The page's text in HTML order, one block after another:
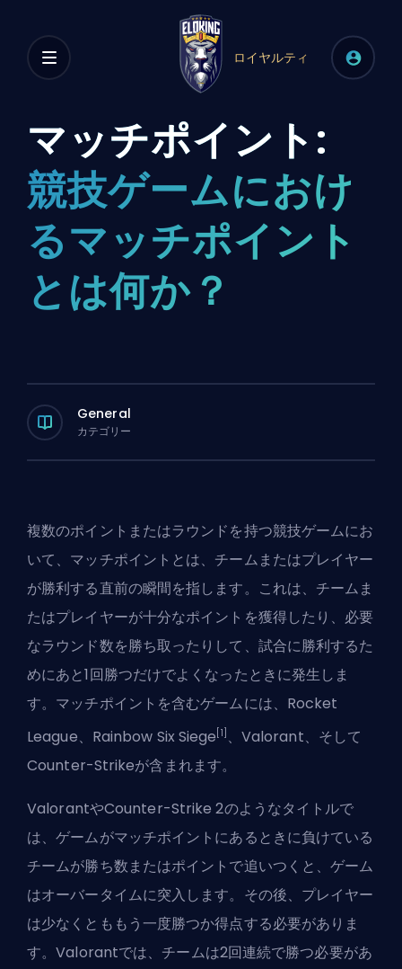
ロイヤルティ
マッチポイント:
競技ゲームにおけ
るマッチポイント
とは何か？
General
カテゴリー
複数のポイントまたはラウンドを持つ競技ゲームにお
いて、マッチポイントとは、チームまたはプレイヤー
が勝利する直前の瞬間を指します。これは、チームま
たはプレイヤーが十分なポイントを獲得したり、必要
なラウンド数を勝ち取ったりして、試合に勝利するた
めにあと1回勝つだけでよくなったときに発生しま
す。マッチポイントを含むゲームには、 Rocket
League、Rainbow Six Siege [1] 、 Valorant、そして
Counter-Strikeが含まれます。
ValorantやCounter-Strike 2のようなタイトルで
は、ゲームがマッチポイントにあるときに負けている
チームが勝ち数またはポイントで追いつくと、ゲーム
はオーバータイムに突入します。その後、プレイヤー
は少なくとももう一度勝つか得点する必要がありま
す。Valorantでは、チームは2回連続で勝つ必要があ